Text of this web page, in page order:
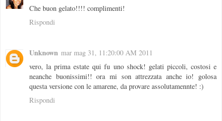
Che buon gelato!!!! complimenti!
Rispondi
Unknown mar mag 31, 11:20:00 AM 2011
vero, la prima estate qui fu uno shock! gelati piccoli, costosi e
neanche buonissimi!! ora mi son attrezzata anche io! golosa
questa versione con le amarene, da provare assolutamennte! :)
Rispondi